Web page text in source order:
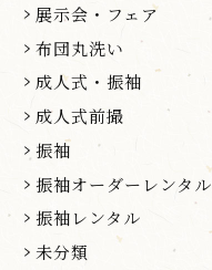
展示会・フェア
布団丸洗い
成人式・振袖
成人式前撮
振袖
振袖オーダーレンタル
振袖レンタル
未分類